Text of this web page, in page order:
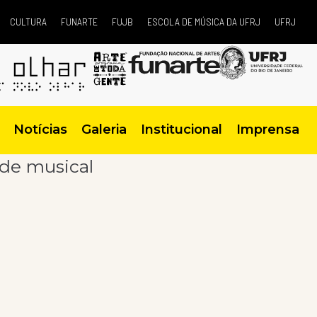
CULTURA FUNARTE FUJB ESCOLA DE MÚSICA DA UFRJ UFRJ
Notícias Galeria Institucional Imprensa
musical